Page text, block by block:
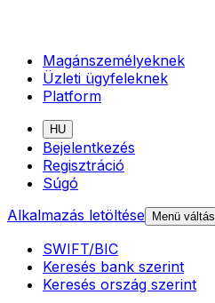
Magánszemélyeknek
Üzleti ügyfeleknek
Platform
HU
Bejelentkezés
Regisztráció
Súgó
Alkalmazás letöltése Menü váltás
SWIFT/BIC
Keresés bank szerint
Keresés ország szerint